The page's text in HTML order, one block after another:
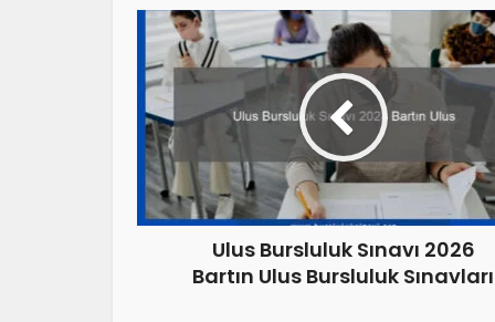
Ulus Bursluluk Sınavı 2026
Bartın Ulus Bursluluk Sınavları